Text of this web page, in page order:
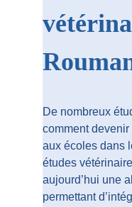
De nombreux
comment
aux écoles dans
études
aujourd’hui une
permettant